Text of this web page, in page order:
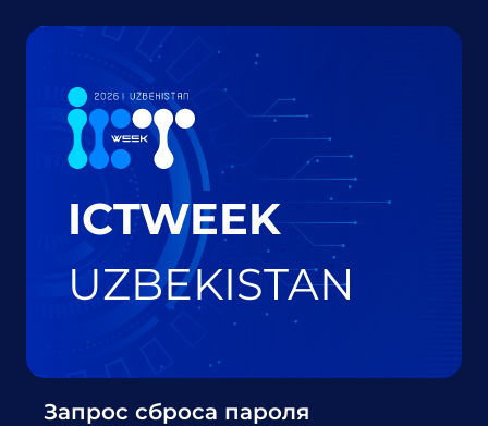
ICTWEEK
UZBEKISTAN
Запрос сброса пароля